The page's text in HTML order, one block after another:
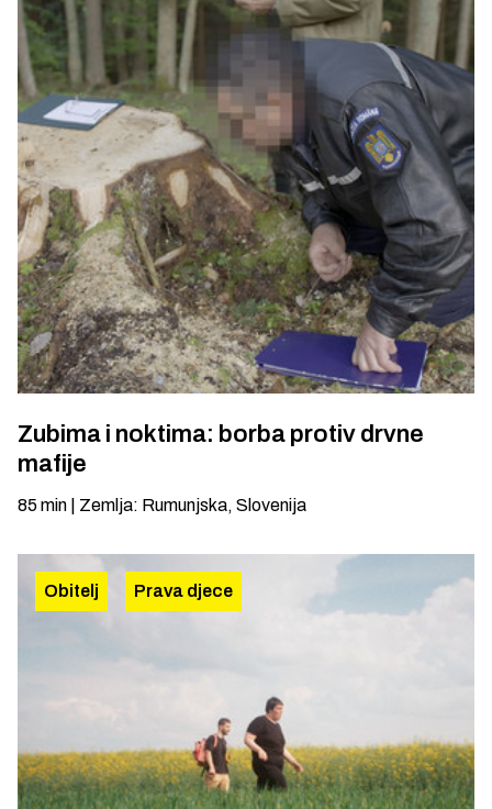
Zubima i noktima: borba protiv drvne
mafije
85 min Zemlja: Rumunjska, Slovenija
Obitelj Prava djece